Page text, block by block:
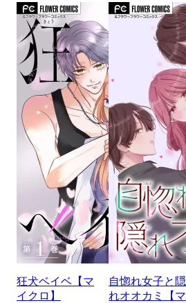
狂犬ベイベ【マ
イクロ】
自惚れ女子と隠
れオオカミ【マ